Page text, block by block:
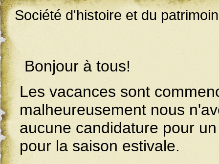
Société d'histoire et du
Bonjour à tous!
Les vacances sont
malheureusement nous
aucune candidature pour
pour la saison estivale.